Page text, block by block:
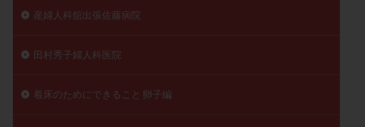
産婦人科舘出張佐藤病院
田村秀子婦人科医院
着床のためにできること 卵子編